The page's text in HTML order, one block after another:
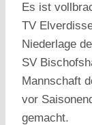
Es ist
TV
Niederlage
SV
Mannschaft
vor
gemacht.